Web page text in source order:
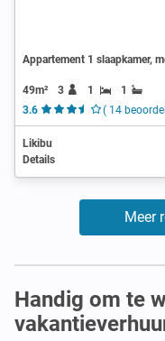
Appartement 1 slaapkamer,
49m² 3 1
1
3.6
( 14
Likibu
Details
Meer
Handig om te